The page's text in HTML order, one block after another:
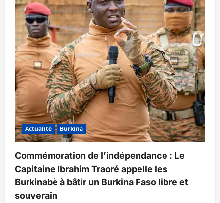
Actualité Burkina
Commémoration de l’indépendance : Le
Capitaine Ibrahim Traoré appelle les
Burkinabè à bâtir un Burkina Faso libre et
souverain